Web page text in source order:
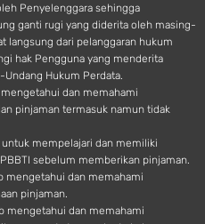
Penyelenggara sehingga
ganti rugi yang diderita oleh masing-
langsung dari pelanggaran hukum
hak Pengguna yang menderita
Hukum Perdata.
dan memahami
pinjaman termasuk namun tidak
mempelajari dan memiliki
sebelum memberikan pinjaman.
mengetahui dan memahami
pinjaman.
mengetahui dan memahami